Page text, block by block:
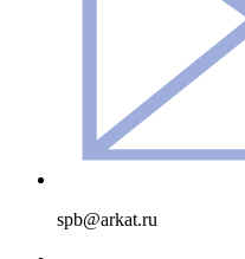
spb@arkat.ru